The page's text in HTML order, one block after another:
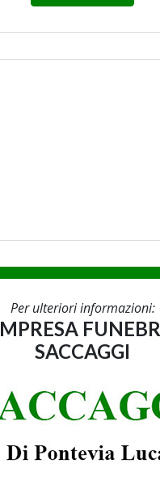
Per ulteriori informazioni:
SACCAGGI